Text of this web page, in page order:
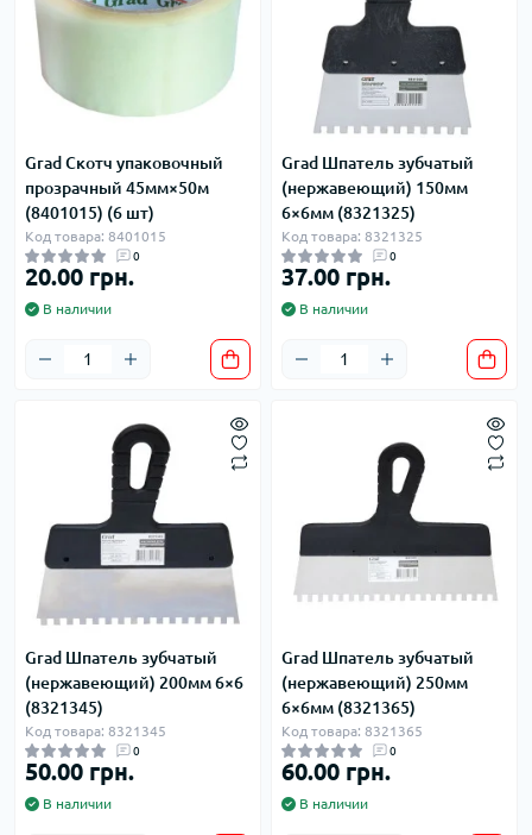
Grad Скотч упаковочный
прозрачный 45мм×50м
(8401015) (6 шт)
Код товара: 8401015
0
20.00 грн.
В наличии
Grad Шпатель зубчатый
(нержавеющий) 150мм
6×6мм (8321325)
Код товара: 8321325
0
37.00 грн.
В наличии
Grad Шпатель зубчатый
(нержавеющий) 200мм 6×6
(8321345)
Код товара: 8321345
0
50.00 грн.
В наличии
Grad Шпатель зубчатый
(нержавеющий) 250мм
6×6мм (8321365)
Код товара: 8321365
0
60.00 грн.
В наличии